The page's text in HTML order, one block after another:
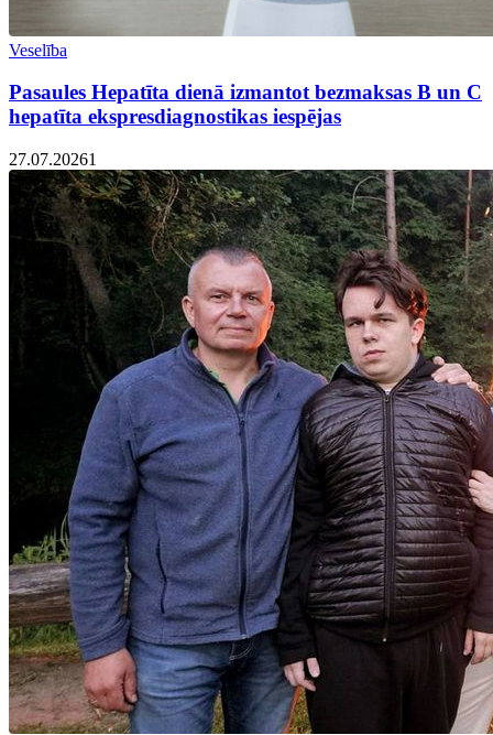
Veselība
Pasaules Hepatīta dienā izmantot bezmaksas B un C
hepatīta ekspresdiagnostikas iespējas
27.07.20261